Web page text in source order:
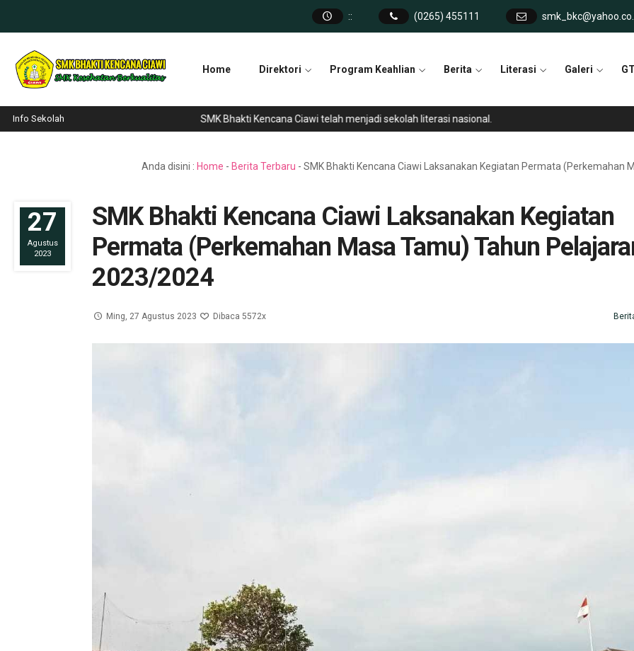
:: (0265) 455111
Home Direktori Program Keahlian Berita Literasi Galeri
Info Sekolah SMK Bhakti Kencana Ciawi telah menjadi sekolah literasi nasional.
Anda disini : Home - Berita Terbaru - SMK Bhakti Kencana Ciawi Laksanakan Kegiatan Permata (Perkemahan
27
Agustus
2023
SMK Bhakti Kencana Ciawi Laksanakan Kegiatan
Permata (Perkemahan Masa Tamu) Tahun
2023/2024
Ming, 27 Agustus 2023 Dibaca 5572x